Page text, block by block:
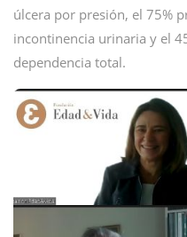
úlcera por presión, el 75%
incontinencia urinaria y el
dependencia total.